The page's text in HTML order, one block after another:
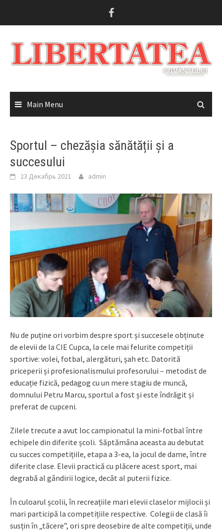
Main Menu
Sportul – chezășia sănătății și a
succesului
23 Декабрь 2021 admin
Nu de puține ori vorbim despre sport și succesele obținute
de elevii de la CIE Cupca, la cele mai felurite competiții
sportive: volei, fotbal, alergături, șah etc. Datorită
priceperii și profesionalismului profesorului – metodist de
educație fizică, pedagog cu un mere stagiu de muncă,
domnului Petru Marcu, sportul a fost și este îndrăgit și
preferat de cupceni.
Zilele trecute a avut loc campionatul la mini-fotbal între
echipele din diferite școli. Săptămâna aceasta au debutat
cu succes competițiile, etapa a 3-ea, la jocul de dame, între
diferite clase. Elevii practică cu plăcere acest sport, mai
degrabă al gândirii logice, decât al puterii fizice.
În culoarul școlii, în recreațiile mari elevii claselor mijlocii și
mari participă la competițiile respective. Colegii de clasă îi
susțin în „tăcere”, ori spre deosebire de alte competiții, unde